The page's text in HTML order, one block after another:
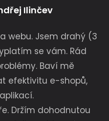
Ilinčev
webu. Jsem drahý (3
se vám. Rád
Baví mě
efektivitu e-shopů,
Držím dohodnutou